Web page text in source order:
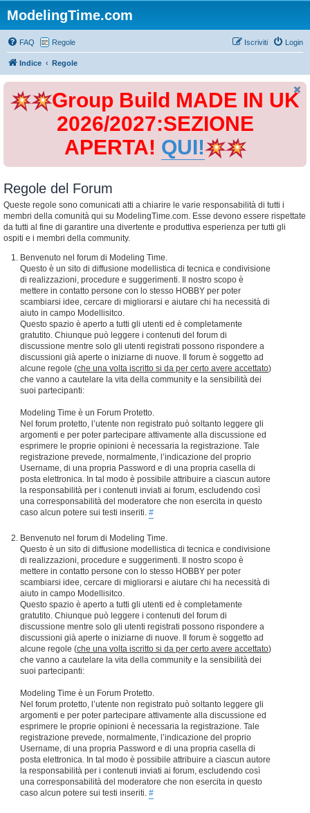
ModelingTime.com
FAQ Regole Login
Iscriviti
Indice Regole
Group Build MADE IN UK
2026/2027:SEZIONE
APERTA! QUI!
Regole del Forum
Queste regole sono comunicati atti a chiarire le varie responsabilità di tutti i
membri della comunità qui su ModelingTime.com. Esse devono essere rispettate
da tutti al fine di garantire una divertente e produttiva esperienza per tutti gli
ospiti e i membri della community.
Benvenuto nel forum di Modeling Time.
Questo è un sito di diffusione modellistica di tecnica e condivisione
di realizzazioni, procedure e suggerimenti. Il nostro scopo è
mettere in contatto persone con lo stesso HOBBY per poter
scambiarsi idee, cercare di migliorarsi e aiutare chi ha necessità di
aiuto in campo Modellisitco.
Questo spazio è aperto a tutti gli utenti ed è completamente
gratutito. Chiunque può leggere i contenuti del forum di
discussione mentre solo gli utenti registrati possono rispondere a
discussioni già aperte o iniziarne di nuove. Il forum è soggetto ad
alcune regole (che una volta iscritto si da per certo avere accettato)
che vanno a cautelare la vita della community e la sensibilità dei
suoi partecipanti:
Modeling Time è un Forum Protetto.
Nel forum protetto, l’utente non registrato può soltanto leggere gli
argomenti e per poter partecipare attivamente alla discussione ed
esprimere le proprie opinioni è necessaria la registrazione. Tale
registrazione prevede, normalmente, l’indicazione del proprio
Username, di una propria Password e di una propria casella di
posta elettronica. In tal modo è possibile attribuire a ciascun autore
la responsabilità per i contenuti inviati ai forum, escludendo così
una corresponsabilità del moderatore che non esercita in questo
caso alcun potere sui testi inseriti. #
Benvenuto nel forum di Modeling Time.
Questo è un sito di diffusione modellistica di tecnica e condivisione
di realizzazioni, procedure e suggerimenti. Il nostro scopo è
mettere in contatto persone con lo stesso HOBBY per poter
scambiarsi idee, cercare di migliorarsi e aiutare chi ha necessità di
aiuto in campo Modellisitco.
Questo spazio è aperto a tutti gli utenti ed è completamente
gratutito. Chiunque può leggere i contenuti del forum di
discussione mentre solo gli utenti registrati possono rispondere a
discussioni già aperte o iniziarne di nuove. Il forum è soggetto ad
alcune regole (che una volta iscritto si da per certo avere accettato)
che vanno a cautelare la vita della community e la sensibilità dei
suoi partecipanti:
Modeling Time è un Forum Protetto.
Nel forum protetto, l’utente non registrato può soltanto leggere gli
argomenti e per poter partecipare attivamente alla discussione ed
esprimere le proprie opinioni è necessaria la registrazione. Tale
registrazione prevede, normalmente, l’indicazione del proprio
Username, di una propria Password e di una propria casella di
posta elettronica. In tal modo è possibile attribuire a ciascun autore
la responsabilità per i contenuti inviati ai forum, escludendo così
una corresponsabilità del moderatore che non esercita in questo
caso alcun potere sui testi inseriti. #